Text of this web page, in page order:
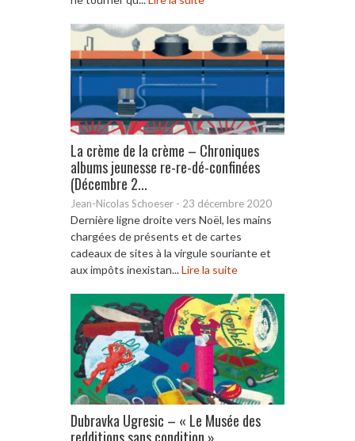
La crème de la crème – Chroniques
albums jeunesse re-re-dé-confinées
(Décembre 2...
Jean-Nicolas Schoeser - 23 décembre 2020
Dernière ligne droite vers Noël, les mains
chargées de présents et de cartes
cadeaux de sites à la virgule souriante et
aux impôts inexistan...Lire la suite
Dubravka Ugresic – « Le Musée des